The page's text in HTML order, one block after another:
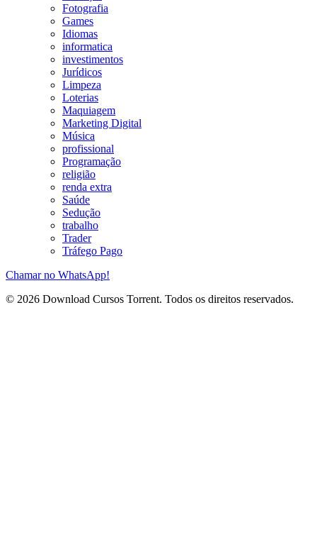
Fotografia
Games
Idiomas
informatica
investimentos
Jurídicos
Limpeza
Loterias
Maquiagem
Marketing Digital
Música
profissional
Programação
religião
renda extra
Saúde
Sedução
trabalho
Trader
Tráfego Pago
Chamar no WhatsApp!
© 2026 Download Cursos Torrent. Todos os direitos reservados.